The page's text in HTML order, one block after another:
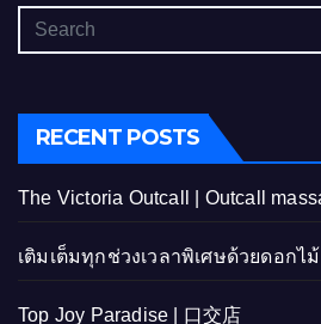
RECENT POSTS
The Victoria Outcall | Outcall
เติมเต็มทุกช่วงเวลาพิเศษด้วยดอกไ
Top Joy Paradise | 口交店